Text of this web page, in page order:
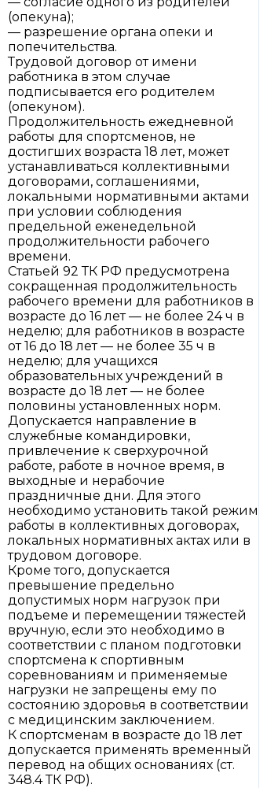
(опекуна);
— разрешение органа опеки и
попечительства.
Трудовой договор от имени
работника в этом случае
подписывается его родителем
(опекуном).
Продолжительность ежедневной
работы для спортсменов, не
достигших возраста 18 лет, может
устанавливаться коллективными
договорами, соглашениями,
локальными нормативными актами
при условии соблюдения
предельной еженедельной
продолжительности рабочего
времени.
Статьей 92 ТК РФ предусмотрена
сокращенная продолжительность
рабочего времени для работников в
возрасте до 16 лет — не более 24 ч в
неделю; для работников в возрасте
от 16 до 18 лет — не более 35 ч в
неделю; для учащихся
образовательных учреждений в
возрасте до 18 лет — не более
половины установленных норм.
Допускается направление в
служебные командировки,
привлечение к сверхурочной
работе, работе в ночное время, в
выходные и нерабочие
праздничные дни. Для этого
необходимо установить такой режим
работы в коллективных договорах,
локальных нормативных актах или в
трудовом договоре.
Кроме того, допускается
превышение предельно
допустимых норм нагрузок при
подъеме и перемещении тяжестей
вручную, если это необходимо в
соответствии с планом подготовки
спортсмена к спортивным
соревнованиям и применяемые
нагрузки не запрещены ему по
состоянию здоровья в соответствии
с медицинским заключением.
К спортсменам в возрасте до 18 лет
допускается применять временный
перевод на общих основаниях (ст.
348.4 ТК РФ).